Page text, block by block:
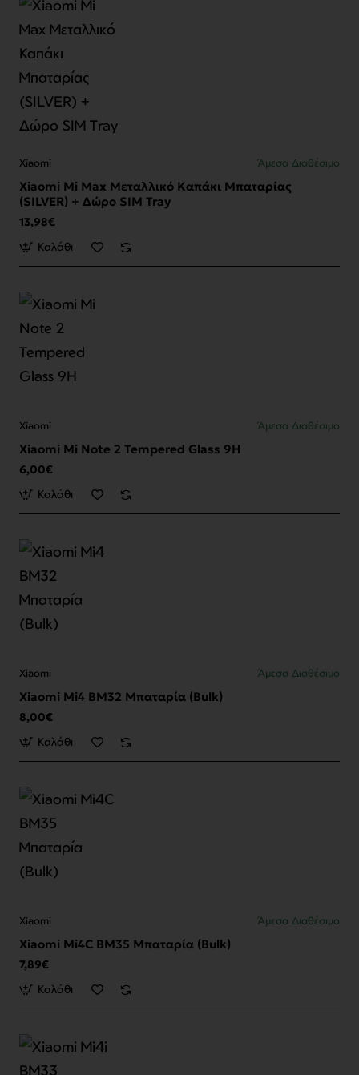
Xiaomi Άμεσα Διαθέσιμο
Xiaomi Mi Max Μεταλλικό Καπάκι Μπαταρίας
(SILVER) + Δώρο SIM Tray
13,98€
Καλάθι
Xiaomi Άμεσα Διαθέσιμο
Xiaomi Mi Note 2 Tempered Glass 9H
6,00€
Καλάθι
Xiaomi Άμεσα Διαθέσιμο
Xiaomi Mi4 BM32 Μπαταρία (Bulk)
8,00€
Καλάθι
Xiaomi Άμεσα Διαθέσιμο
Xiaomi Mi4C BM35 Μπαταρία (Bulk)
7,89€
Καλάθι